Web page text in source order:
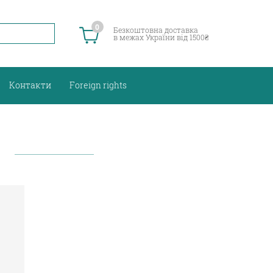
0 Безкоштовна доставка
в межах України від 1500₴
Контакти Foreign rights